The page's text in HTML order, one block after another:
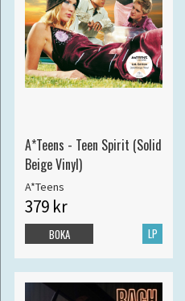
A*Teens - Teen Spirit (Solid
Beige Vinyl)
A*Teens
379 kr
LP
BOKA